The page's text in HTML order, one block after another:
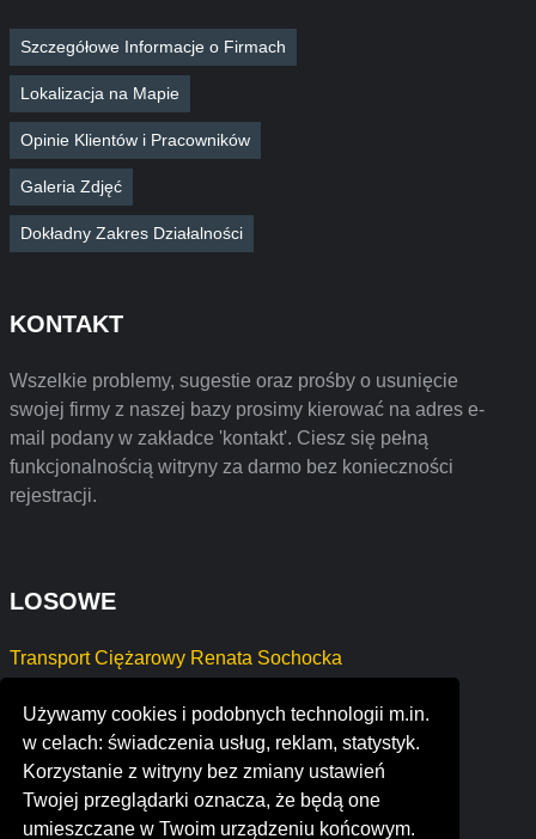
Używamy cookies i podobnych technologii m.in.
w celach: świadczenia usług, reklam, statystyk.
Korzystanie z witryny bez zmiany ustawień
Twojej przeglądarki oznacza, że będą one
umieszczane w Twoim urządzeniu końcowym.
Szczegółowe Informacje o Firmach
Lokalizacja na Mapie
Opinie Klientów i Pracowników
Galeria Zdjęć
Dokładny Zakres Działalności
KONTAKT
Wszelkie problemy, sugestie oraz prośby o usunięcie
swojej firmy z naszej bazy prosimy kierować na adres e-
mail podany w zakładce 'kontakt'. Ciesz się pełną
funkcjonalnością witryny za darmo bez konieczności
rejestracji.
LOSOWE
Transport Ciężarowy Renata Sochocka
digital bim limited
gelao impianti s.r.l.
hyland hills parks & recreation district
rigging rentals